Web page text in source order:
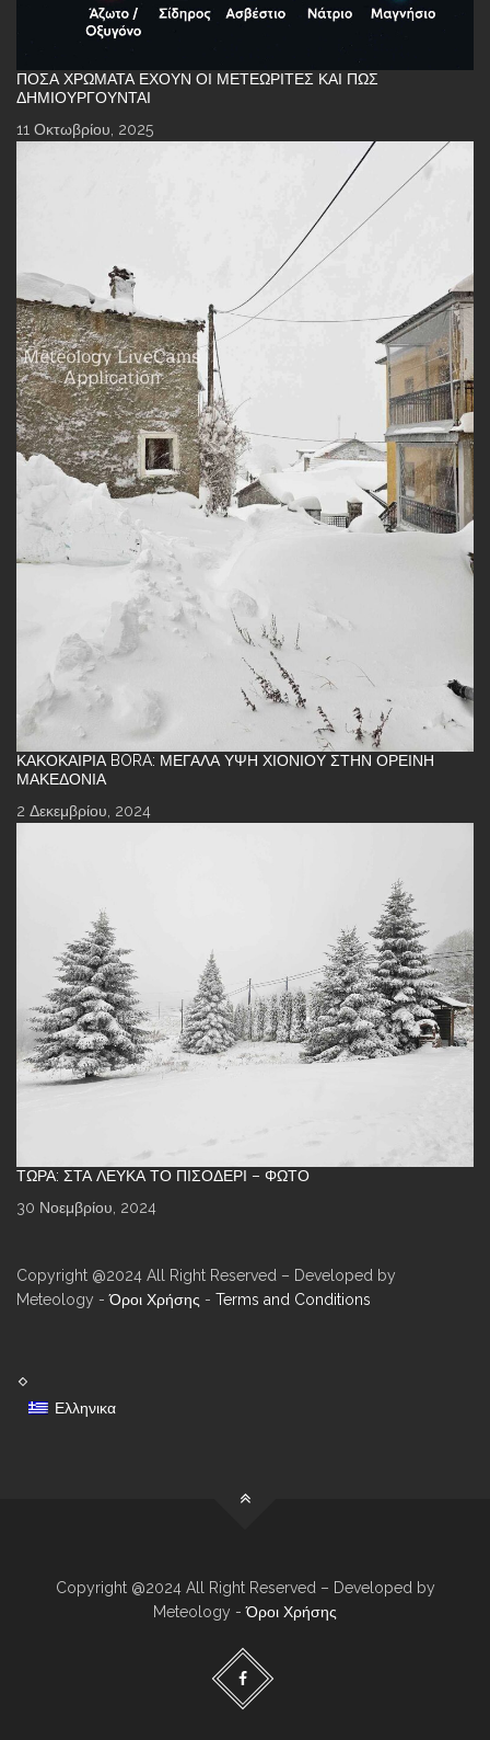
ΠΌΣΑ ΧΡΏΜΑΤΑ ΈΧΟΥΝ ΟΙ ΜΕΤΕΩΡΊΤΕΣ ΚΑΙ ΠΏΣ
ΔΗΜΙΟΥΡΓΟΎΝΤΑΙ
11 Οκτωβρίου, 2025
ΚΑΚΟΚΑΙΡΊΑ BORA: ΜΕΓΆΛΑ ΎΨΗ ΧΙΟΝΙΟΎ ΣΤΗΝ ΟΡΕΙΝΉ
ΜΑΚΕΔΟΝΊΑ
2 Δεκεμβρίου, 2024
ΤΏΡΑ: ΣΤΑ ΛΕΥΚΆ ΤΟ ΠΙΣΟΔΈΡΙ – ΦΩΤΌ
30 Νοεμβρίου, 2024
Copyright @2024 All Right Reserved – Developed by
Meteology -Όροι Χρήσης - Terms and Conditions
Ελληνικα
Copyright @2024 All Right Reserved – Developed by
Meteology -Όροι Χρήσης